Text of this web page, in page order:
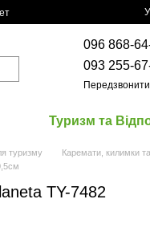
096 868-
093 255-
Туризм та
туризму
Каремати, килимки
TY-7482